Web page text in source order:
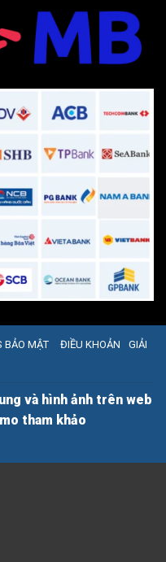
BẢO MẬT ĐIỀU KHOẢN
GIẢI
và hình ảnh trên web
tham khảo